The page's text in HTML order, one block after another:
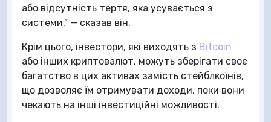
або відсутність тертя, яка усувається з
системи,” — сказав він.
Крім цього, інвестори, які виходять з Bitcoin
або інших криптовалют, можуть зберігати своє
багатство в цих активах замість стейблкоїнів,
що дозволяє їм отримувати доходи, поки вони
чекають на інші інвестиційні можливості.